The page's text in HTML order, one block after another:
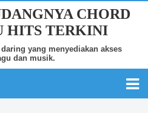
CHORD
HITS TERKINI
yang menyediakan akses
dan musik.